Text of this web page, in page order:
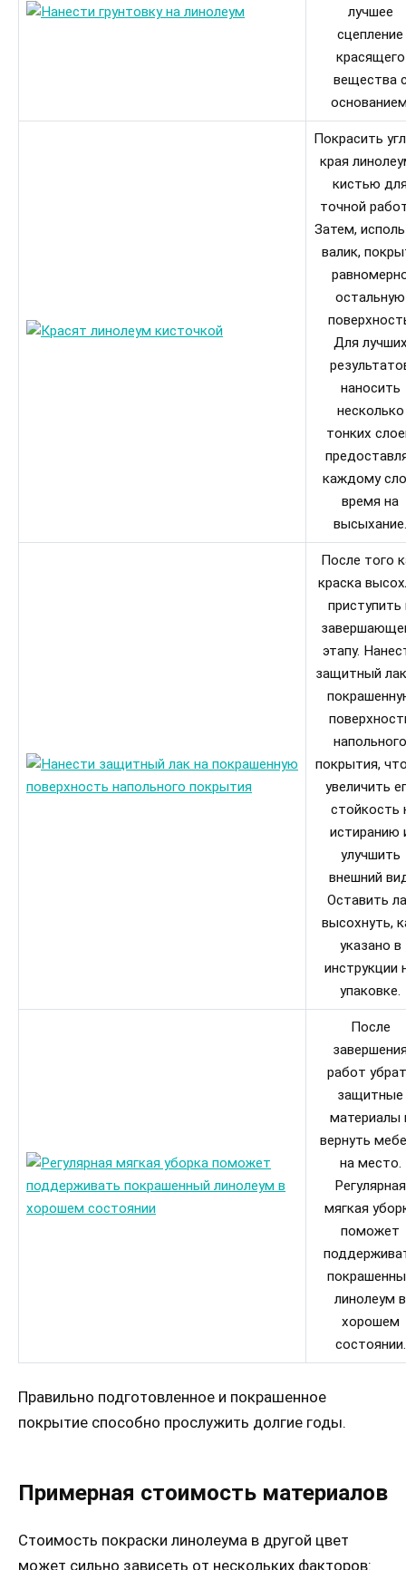
лучшее
сцепление
красящего
вещества
Покрасить
края
кистью
точной
Затем,
валик,
остальную
Для
наносить
несколько
тонких
каждому
время на
высыхание.
После того
краска
приступить
этапу.
защитный
напольного
покрытия,
увеличить
стойкость
истиранию
улучшить
внешний
Оставить
высохнуть,
указано в
инструкции
упаковке.
После
работ
защитные
материалы
вернуть
на место.
Регулярная
мягкая
поможет
линолеум в
хорошем
состоянии.
Правильно подготовленное и покрашенное
покрытие способно прослужить долгие годы.
Примерная стоимость материалов
Стоимость покраски линолеума в другой цвет
может сильно зависеть от нескольких факторов: